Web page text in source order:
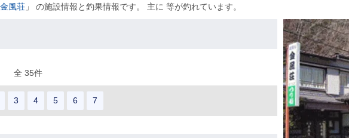
金風荘 」 の施設情報と釣果情報です。 主に 等が釣れています。
全 35件
3 4 5 6 7